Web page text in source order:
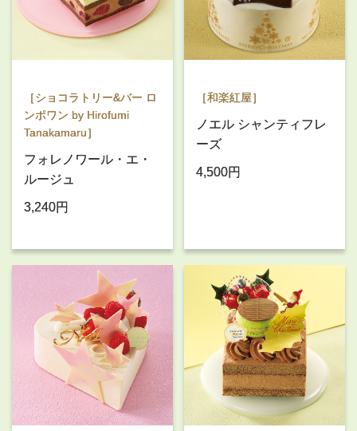
［ショコラトリー&バー ロ
ンポワン by Hirofumi
Tanakamaru］
フォレノワール・エ・
ルージュ
3,240円
［和楽紅屋］
ノエル シャンティフレ
ーズ
4,500円